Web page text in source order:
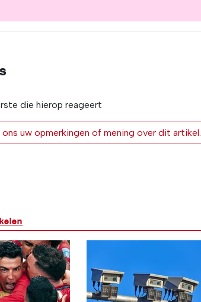
die hierop reageert
ons uw opmerkingen of mening over dit artikel.